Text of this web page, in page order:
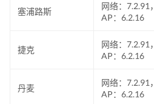
塞浦路斯
网络：7.2.91，
AP：6.2.16
捷克
网络：7.2.91，
AP：6.2.16
丹麦
网络：7.2.91，
AP：6.2.16